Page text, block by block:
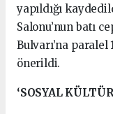
yapıldığı
Salonu’nun batı
Bulvarı’na
önerildi.
‘SOSYAL